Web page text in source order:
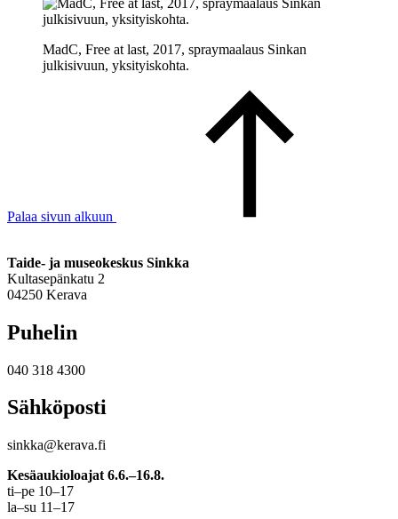
MadC, Free at last, 2017, spraymaalaus Sinkan
julkisivuun, yksityiskohta.
Palaa sivun alkuun
Taide- ja museokeskus Sinkka
Kultasepänkatu 2
04250 Kerava
Puhelin
040 318 4300
Sähköposti
sinkka@kerava.fi
Kesäaukioloajat 6.6.–16.8.
ti–pe 10–17
la–su 11–17